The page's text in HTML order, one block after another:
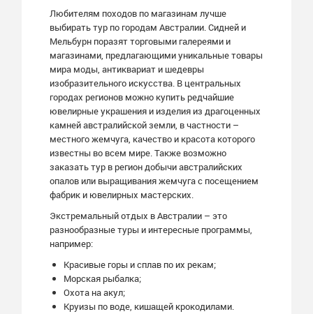
Любителям походов по магазинам лучше
выбирать тур по городам Австралии. Сидней и
Мельбурн поразят торговыми галереями и
магазинами, предлагающими уникальные товары
мира моды, антиквариат и шедевры
изобразительного искусства. В центральных
городах регионов можно купить редчайшие
ювелирные украшения и изделия из драгоценных
камней австралийской земли, в частности –
местного жемчуга, качество и красота которого
известны во всем мире. Также возможно
заказать тур в регион добычи австралийских
опалов или выращивания жемчуга с посещением
фабрик и ювелирных мастерских.
Экстремальный отдых в Австралии – это
разнообразные туры и интересные программы,
например:
Красивые горы и сплав по их рекам;
Морская рыбалка;
Охота на акул;
Круизы по воде, кишащей крокодилами.